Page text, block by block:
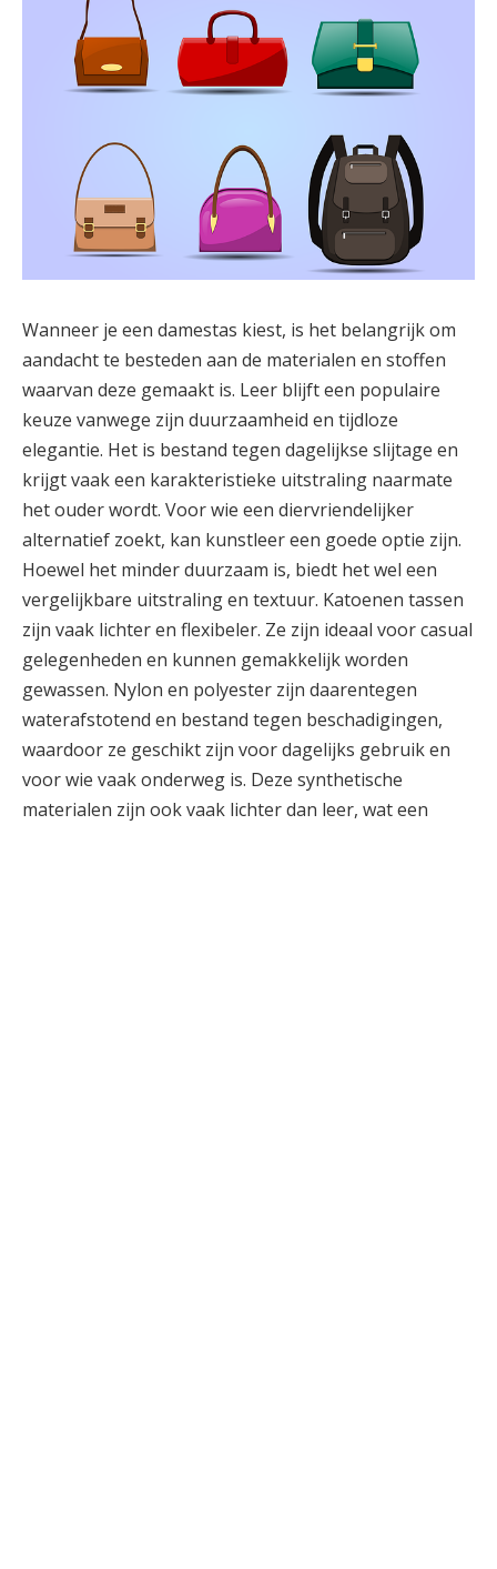
Wanneer je een damestas kiest, is het belangrijk om
aandacht te besteden aan de materialen en stoffen
waarvan deze gemaakt is. Leer blijft een populaire
keuze vanwege zijn duurzaamheid en tijdloze
elegantie. Het is bestand tegen dagelijkse slijtage en
krijgt vaak een karakteristieke uitstraling naarmate
het ouder wordt. Voor wie een diervriendelijker
alternatief zoekt, kan kunstleer een goede optie zijn.
Hoewel het minder duurzaam is, biedt het wel een
vergelijkbare uitstraling en textuur. Katoenen tassen
zijn vaak lichter en flexibeler. Ze zijn ideaal voor casual
gelegenheden en kunnen gemakkelijk worden
gewassen. Nylon en polyester zijn daarentegen
waterafstotend en bestand tegen beschadigingen,
waardoor ze geschikt zijn voor dagelijks gebruik en
voor wie vaak onderweg is. Deze synthetische
materialen zijn ook vaak lichter dan leer, wat een